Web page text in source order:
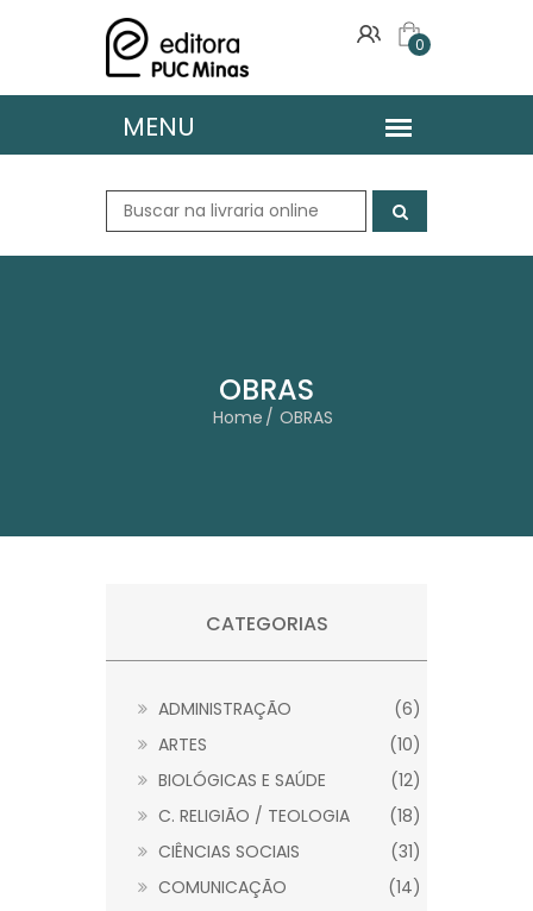
0
OBRAS
Home OBRAS
CATEGORIAS
ADMINISTRAÇÃO
(6)
ARTES
(10)
BIOLÓGICAS E SAÚDE
(12)
C. RELIGIÃO / TEOLOGIA
(18)
CIÊNCIAS SOCIAIS
(31)
COMUNICAÇÃO
(14)